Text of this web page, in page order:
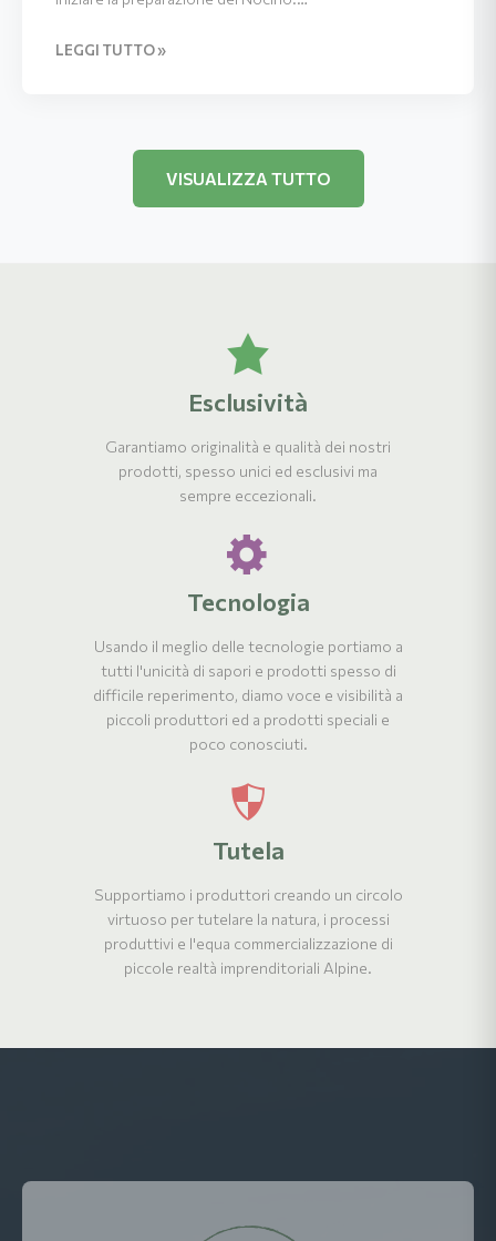
LEGGI TUTTO »
VISUALIZZA TUTTO
Esclusività
Garantiamo originalità e qualità dei nostri
prodotti, spesso unici ed esclusivi ma
sempre eccezionali.
Tecnologia
Usando il meglio delle tecnologie portiamo a
tutti l'unicità di sapori e prodotti spesso di
difficile reperimento, diamo voce e visibilità a
piccoli produttori ed a prodotti speciali e
poco conosciuti.
Tutela
Supportiamo i produttori creando un circolo
virtuoso per tutelare la natura, i processi
produttivi e l'equa commercializzazione di
piccole realtà imprenditoriali Alpine.